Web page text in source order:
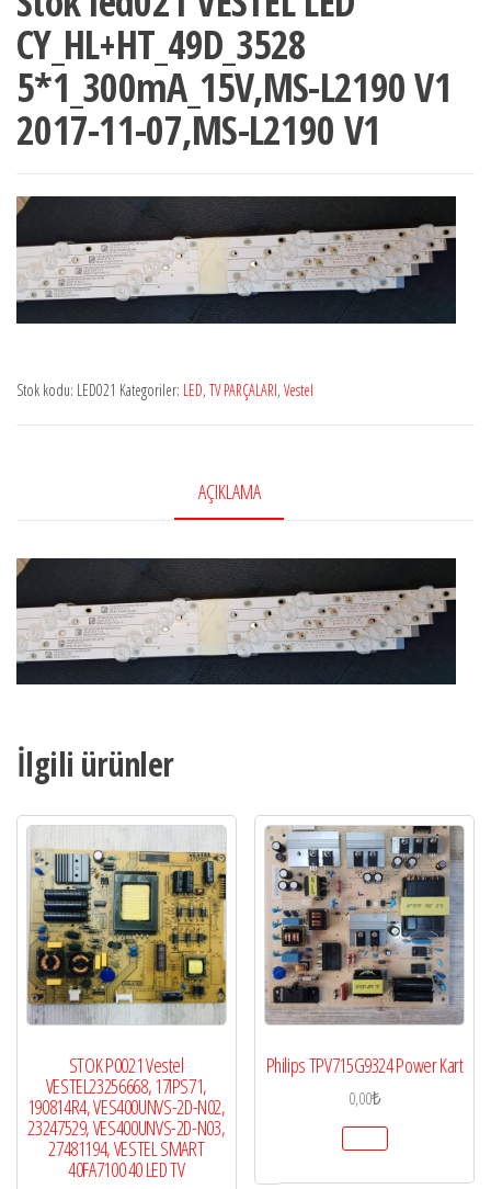
CY_HL+HT_49D_3528
5*1_300mA_15V,MS-L2190 V1
2017-11-07,MS-L2190 V1
Stok kodu: LED021 Kategoriler: LED, TV PARÇALARI, Vestel
AÇIKLAMA
İlgili ürünler
STOK P0021 Vestel
VESTEL23256668, 17IPS71,
190814R4, VES400UNVS-2D-N02,
23247529, VES400UNVS-2D-N03,
27481194, VESTEL SMART
40FA7100 40 LED TV
Philips TPV715G9324 Power Kart
0,00₺